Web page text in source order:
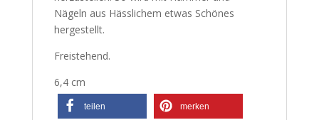
Nägeln aus Hässlichem etwas Schönes
hergestellt.
Freistehend.
6,4 cm
teilen merken